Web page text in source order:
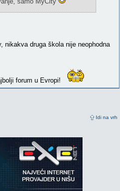
Idi na vrh
nikakva druga škola nije neophodna
forum u Evropi!